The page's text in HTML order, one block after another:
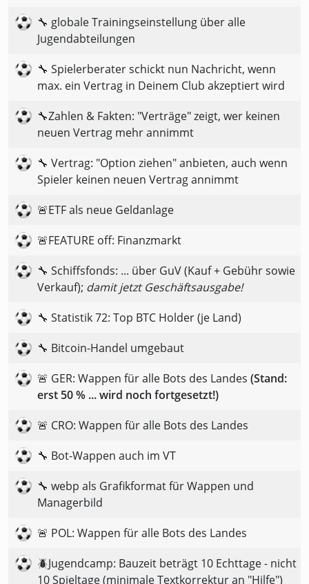
🔧 globale Trainingseinstellung über alle
Jugendabteilungen
🔧 Spielerberater schickt nun Nachricht, wenn
max. ein Vertrag in Deinem Club akzeptiert wird
🔧Zahlen & Fakten: "Verträge" zeigt, wer keinen
neuen Vertrag mehr annimmt
🔧 Vertrag: "Option ziehen" anbieten, auch wenn
Spieler keinen neuen Vertrag annimmt
🚨ETF als neue Geldanlage
🚨FEATURE off: Finanzmarkt
🔧 Schiffsfonds: ... über GuV (Kauf + Gebühr sowie
Verkauf); damit jetzt Geschäftsausgabe!
🔧 Statistik 72: Top BTC Holder (je Land)
🔧 Bitcoin-Handel umgebaut
🚨 GER: Wappen für alle Bots des Landes (Stand:
erst 50 % ... wird noch fortgesetzt!)
🚨 CRO: Wappen für alle Bots des Landes
🔧 Bot-Wappen auch im VT
🔧 webp als Grafikformat für Wappen und
Managerbild
🚨 POL: Wappen für alle Bots des Landes
🪲Jugendcamp: Bauzeit beträgt 10 Echttage - nicht
10 Spieltage (minimale Textkorrektur an "Hilfe")